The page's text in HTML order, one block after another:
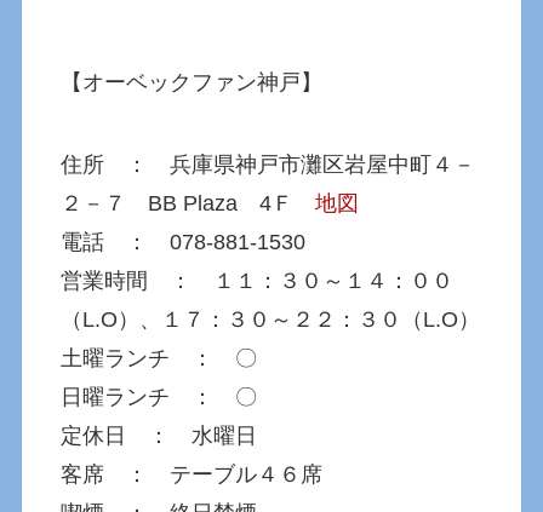
【オーベックファン神戸】
住所 ： 兵庫県神戸市灘区岩屋中町４－
２－７ BB Plaza 4Ｆ地図
電話 ： 078-881-1530
営業時間 ： １１：３０～１４：００
（L.O）、１７：３０～２２：３０（L.O）
土曜ランチ ： 〇
日曜ランチ ： 〇
定休日 ： 水曜日
客席 ： テーブル４６席